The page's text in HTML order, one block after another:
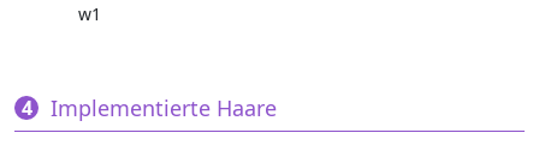
w1
Implementierte Haare